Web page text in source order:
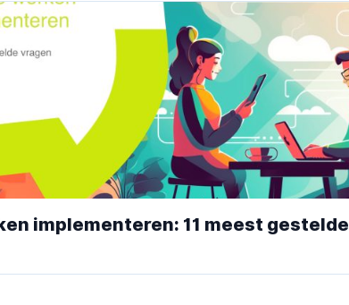
implementeren: 11 meest gestelde